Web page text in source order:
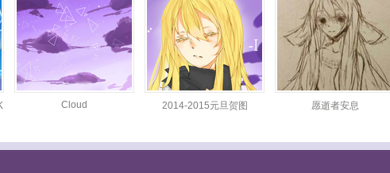
Cloud 2014-2015元旦贺图 愿逝者安息